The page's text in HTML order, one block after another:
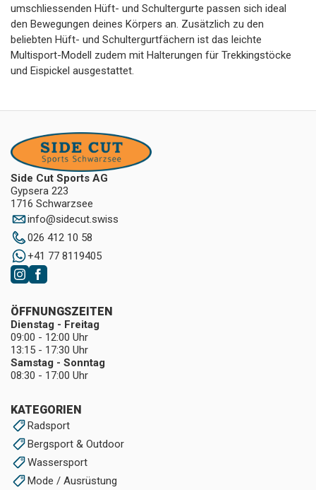
umschliessenden Hüft- und Schultergurte passen sich ideal
den Bewegungen deines Körpers an. Zusätzlich zu den
beliebten Hüft- und Schultergurtfächern ist das leichte
Multisport-Modell zudem mit Halterungen für Trekkingstöcke
und Eispickel ausgestattet.
Side Cut Sports AG
Gypsera 223
1716 Schwarzsee
info@sidecut.swiss
026 412 10 58
+41 77 8119405
KATEGORIEN
Radsport
Bergsport & Outdoor
Wassersport
Mode / Ausrüstung
ÖFFNUNGSZEITEN
Dienstag - Freitag
09:00 - 12:00 Uhr
13:15 - 17:30 Uhr
Samstag - Sonntag
08:30 - 17:00 Uhr